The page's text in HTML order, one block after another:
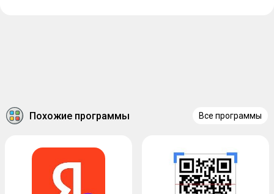
Похожие программы Все программы